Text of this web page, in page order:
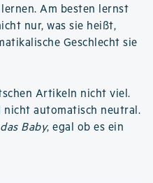
Am besten lernst
nur, was sie heißt,
Geschlecht sie
Artikeln nicht viel.
nicht automatisch neutral.
das Baby, egal ob es ein